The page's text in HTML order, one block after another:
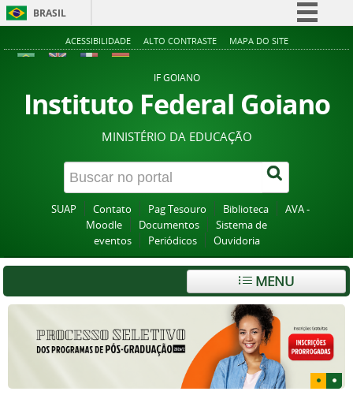
BRASIL
Simplifique!
Acesso à informação
Legislação
Canais
ACESSIBILIDADE ALTO CONTRASTE MAPA DO SITE
IF GOIANO
Instituto Federal Goiano
MINISTÉRIO DA EDUCAÇÃO
SUAP Contato Pag Tesouro Biblioteca
AVA -
Moodle
Documentos
Sistema de
eventos
Periódicos Ouvidoria
MENU